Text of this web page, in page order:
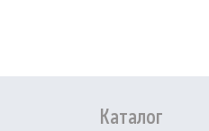
Каталог